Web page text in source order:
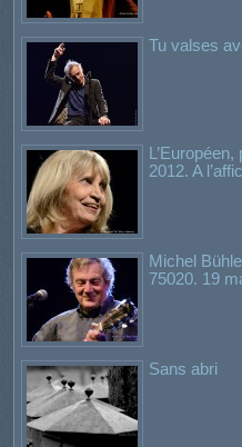
Tu valses
2012. A
Michel
75020. 19
Sans abri